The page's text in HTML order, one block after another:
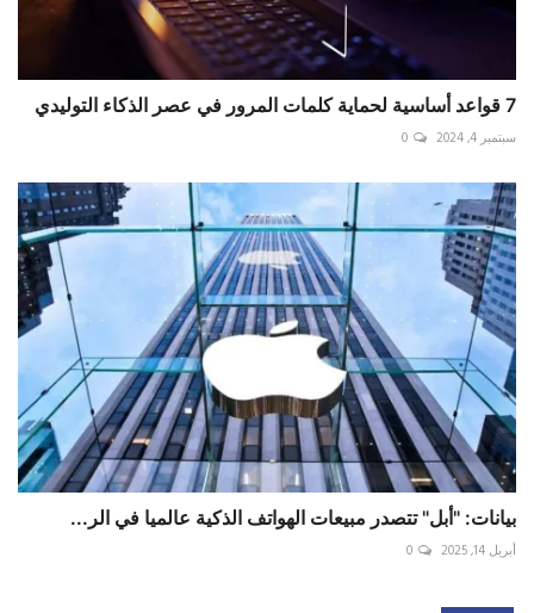
7 قواعد أساسية لحماية كلمات المرور في عصر الذكاء التوليدي
سبتمبر 4, 2024 0
بيانات: "أبل" تتصدر مبيعات الهواتف الذكية عالميا في الر...
أبريل 14, 2025 0